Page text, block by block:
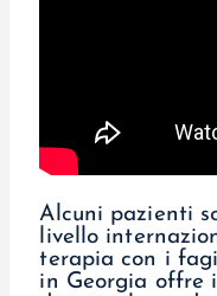
Alcuni pazienti
livello
terapia con i
in Georgia offre